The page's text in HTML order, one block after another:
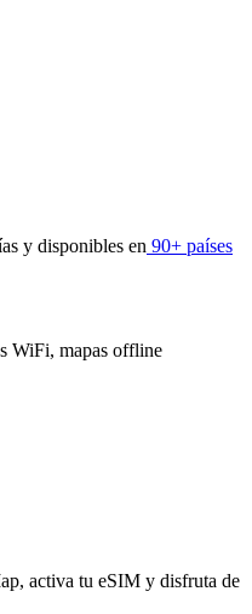
y disponibles en 90+ países
WiFi, mapas offline
activa tu eSIM y disfruta de